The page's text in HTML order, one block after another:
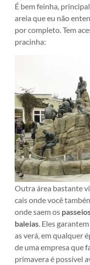
É bem feinha,
areia que eu não
por completo. Tem
pracinha:
Outra área bastante
cais onde você
onde saem os
baleias . Eles
as verá, em qualquer
de uma empresa que
primavera é possível